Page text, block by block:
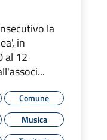
la
in
al 12
Comune
Musica